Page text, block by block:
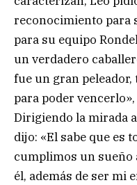
reconocimiento para
para su equipo
un verdadero
fue un gran
para poder
Dirigiendo la mirada
dijo: «El sabe que es
cumplimos un sueño
él, además de ser mi